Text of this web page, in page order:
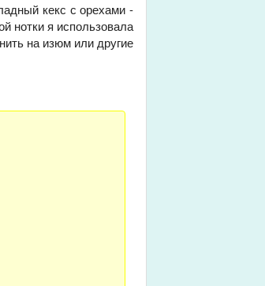
кекс с орехами -
нотки я использовала
на изюм или другие